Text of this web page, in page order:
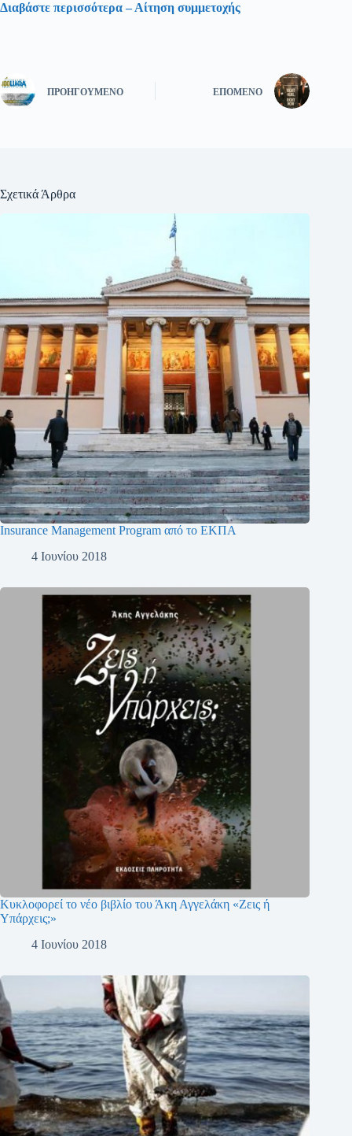
Διαβάστε περισσότερα – Αίτηση συμμετοχής
ΠΡΟΗΓΟΎΜΕΝΟ ΕΠΌΜΕΝΟ
Σχετικά Άρθρα
Insurance Management Program από το ΕΚΠΑ
4 Ιουνίου 2018
Κυκλοφορεί το νέο βιβλίο του Άκη Αγγελάκη «Ζεις ή
Υπάρχεις;»
4 Ιουνίου 2018